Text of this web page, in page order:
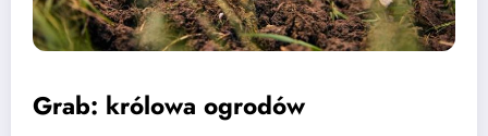
Grab: królowa ogrodów